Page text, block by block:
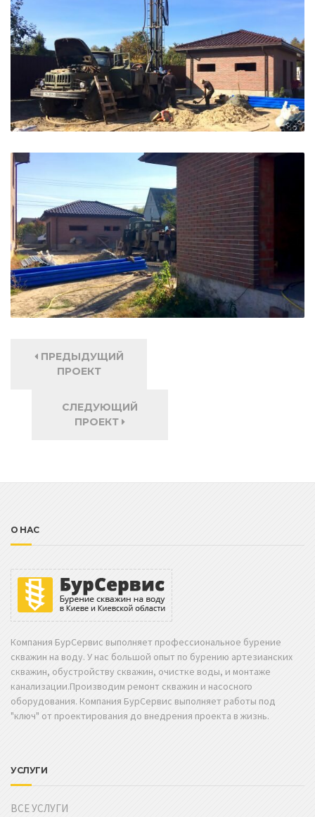
ПРЕДЫДУЩИЙ
ПРОЕКТ
СЛЕДУЮЩИЙ
ПРОЕКТ
О НАС
Компания БурСервис выполняет профессиональное бурение
скважин на воду. У нас большой опыт по бурению артезианских
скважин, обустройству скважин, очистке воды, и монтаже
канализации.Производим ремонт скважин и насосного
оборудования. Компания БурСервис выполняет работы под
"ключ" от проектирования до внедрения проекта в жизнь.
УСЛУГИ
ВСЕ УСЛУГИ